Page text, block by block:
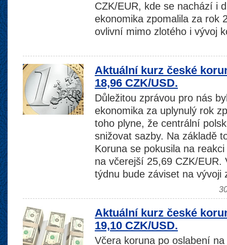
CZK/EUR, kde se nachází i
ekonomika zpomalila za rok
ovlivní mimo zlotého i vývoj
Aktuální kurz české
18,96 CZK/USD.
Důležitou zprávou pro nás
ekonomika za uplynulý rok
toho plyne, že centrální
snižovat sazby. Na základě
Koruna se pokusila na
na včerejší 25,69 CZK/EUR.
týdnu bude záviset na vývoji
Aktuální kurz české
19,10 CZK/USD.
Včera koruna po oslabení